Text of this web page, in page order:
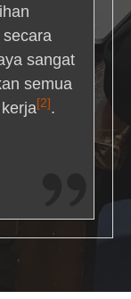
secara
sangat
semua
[2] .